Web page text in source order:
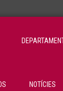
NOTÍCIES